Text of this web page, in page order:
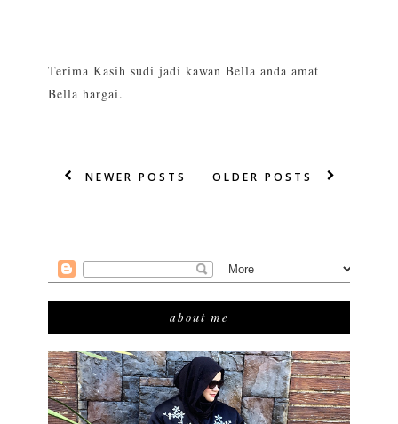
Terima Kasih sudi jadi kawan Bella anda amat
Bella hargai.
NEWER POSTS OLDER POSTS
about me